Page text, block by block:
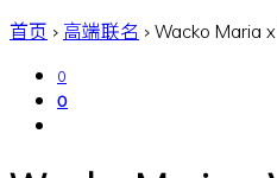
首页 › 高端联名 ›Wacko Maria
0
0